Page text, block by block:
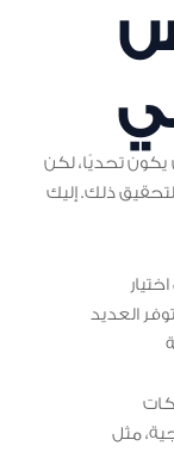
يكون تحديًا، لكن
ذلك. إليك
العديد
مثل